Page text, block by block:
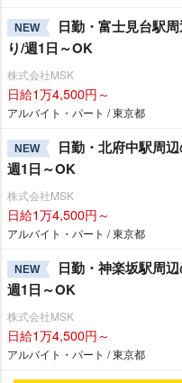
NEW
日勤・富士見台駅
り/週1日～OK
株式会社MSK
日給1万4,500円～
アルバイト・パート / 東京都
NEW
日勤・北府中駅周
週1日～OK
株式会社MSK
日給1万4,500円～
アルバイト・パート / 東京都
NEW
日勤・神楽坂駅周
週1日～OK
株式会社MSK
日給1万4,500円～
アルバイト・パート / 東京都